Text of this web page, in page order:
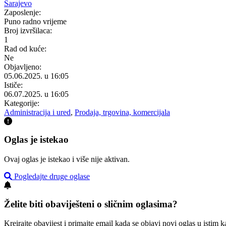
Sarajevo
Zaposlenje:
Puno radno vrijeme
Broj izvršilaca:
1
Rad od kuće:
Ne
Objavljeno:
05.06.2025. u 16:05
Ističe:
06.07.2025. u 16:05
Kategorije:
Administracija i ured, Prodaja, trgovina, komercijala
Oglas je istekao
Ovaj oglas je istekao i više nije aktivan.
Pogledajte druge oglase
Želite biti obaviješteni o sličnim oglasima?
Kreirajte obavijest i primajte email kada se objavi novi oglas u istim